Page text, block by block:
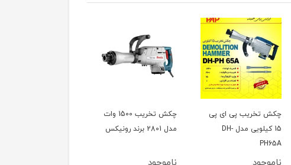
چکش تخریب پی ای پی
15 کیلویی مدل DH-
PH65A
چکش تخریب 1500 وات
مدل 2801 برند رونیکس